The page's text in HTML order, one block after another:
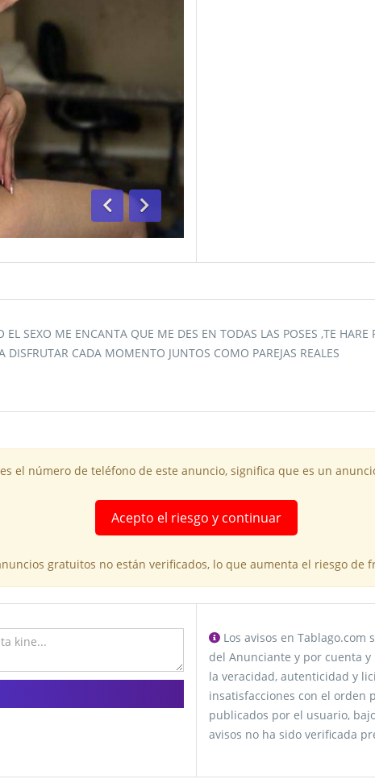
AnteriorSiguiente
SEXO ME ENCANTA QUE ME DES EN TODAS LAS POSES ,TE
DISFRUTAR CADA MOMENTO JUNTOS COMO PAREJAS REALES
el número de teléfono de este anuncio, significa que es un
Acepto el riesgo y continuar
gratuitos no están verificados, lo que aumenta el riesgo de
Los avisos en
del Anunciante y por cuenta
la veracidad, autenticidad y
insatisfacciones con el orden
publicados por el usuario,
avisos no ha sido verificada